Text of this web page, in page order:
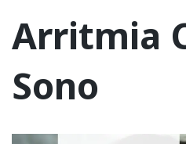
Arritmia
Sono